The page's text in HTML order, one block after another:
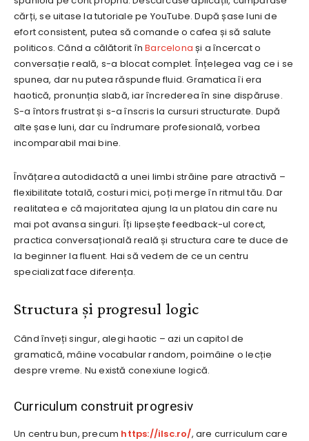
cărți, se uitase la tutoriale pe YouTube. După șase luni de
efort consistent, putea să comande o cafea și să salute
politicos. Când a călătorit înBarcelona și a încercat o
conversație reală, s-a blocat complet. Înțelegea vag ce i se
spunea, dar nu putea răspunde fluid. Gramatica îi era
haotică, pronunția slabă, iar încrederea în sine dispăruse.
S-a întors frustrat și s-a înscris la cursuri structurate. După
alte șase luni, dar cu îndrumare profesională, vorbea
incomparabil mai bine.
Învățarea autodidactă a unei limbi străine pare atractivă –
flexibilitate totală, costuri mici, poți merge în ritmul tău. Dar
realitatea e că majoritatea ajung la un platou din care nu
mai pot avansa singuri. Îți lipsește feedback-ul corect,
practica conversațională reală și structura care te duce de
la beginner la fluent. Hai să vedem de ce un centru
specializat face diferența.
Structura și progresul logic
Când înveți singur, alegi haotic – azi un capitol de
gramatică, mâine vocabular random, poimâine o lecție
despre vreme. Nu există conexiune logică.
Curriculum construit progresiv
Un centru bun, precum https://ilsc.ro/, are curriculum care